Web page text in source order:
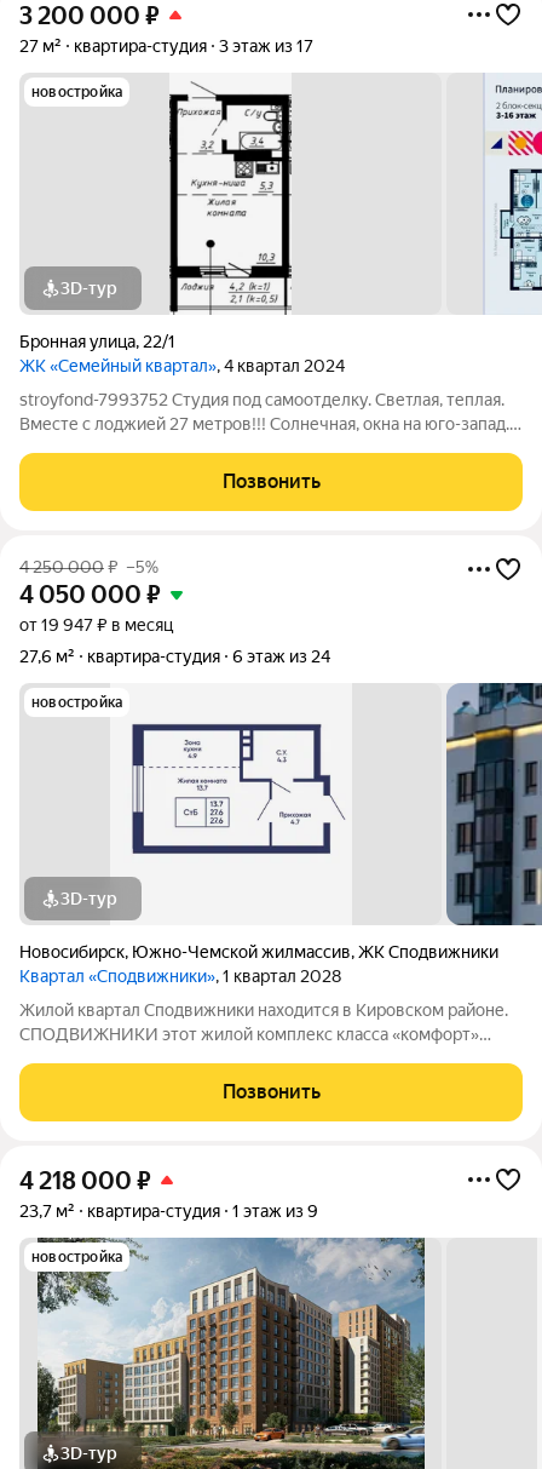
3 200 000 ₽
27 м² квартира-студия 3 этаж из 17
новостройка
3D-тур
Бронная улица, 22/1
ЖК «Семейный квартал», 4 квартал 2024
stroyfond-7993752 Студия под самоотделку. Светлая, теплая.
Вместе с лоджией 27 метров!!! Солнечная, окна на юго-запад.
уже отремонтированы. Шума строительных работ от соседей
практически нет. ЖК
Позвонить
4 250 000₽ –5%
4 050 000 ₽
от 19 947 ₽ в месяц
27,6 м²
квартира-студия 6 этаж из 24
новостройка
3D-тур
Новосибирск, Южно-Чемской жилмассив,ЖК Сподвижники
Квартал «Сподвижники», 1 квартал 2028
Жилой квартал Сподвижники находится в Кировском районе.
СПОДВИЖНИКИ этот жилой комплекс класса «комфорт»
развитой инфраструктурой. Композиционно жилой квартал
состоит из трёх домов-секций разной
Позвонить
4 218 000 ₽
23,7 м² квартира-студия 1 этаж из 9
новостройка
3D-тур